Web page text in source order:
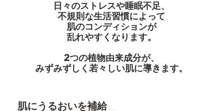
日々のストレスや睡眠不足、
不規則な生活習慣によって
肌のコンディションが
乱れやすくなります。
2つの植物由来成分が、
みずみずしく若々しい肌に導きます。
肌にうるおいを補給